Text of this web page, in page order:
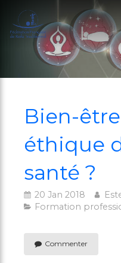
Bien-
éthique
santé ?
20 Jan 2018
Formation
Commenter